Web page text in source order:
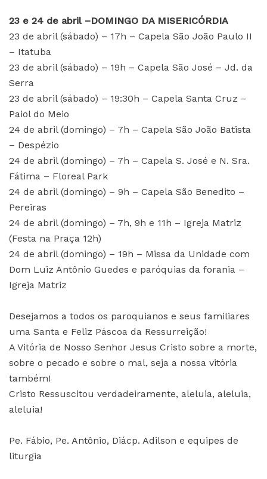
23 e 24 de abril –DOMINGO DA MISERICÓRDIA
23 de abril (sábado) – 17h – Capela São João Paulo II
– Itatuba
23 de abril (sábado) – 19h – Capela São José – Jd. da
Serra
23 de abril (sábado) – 19:30h – Capela Santa Cruz –
Paiol do Meio
24 de abril (domingo) – 7h – Capela São João Batista
– Despézio
24 de abril (domingo) – 7h – Capela S. José e N. Sra.
Fátima – Floreal Park
24 de abril (domingo) – 9h – Capela São Benedito –
Pereiras
24 de abril (domingo) – 7h, 9h e 11h – Igreja Matriz
(Festa na Praça 12h)
24 de abril (domingo) – 19h – Missa da Unidade com
Dom Luiz Antônio Guedes e paróquias da forania –
Igreja Matriz
Desejamos a todos os paroquianos e seus familiares
uma Santa e Feliz Páscoa da Ressurreição!
A Vitória de Nosso Senhor Jesus Cristo sobre a morte,
sobre o pecado e sobre o mal, seja a nossa vitória
também!
Cristo Ressuscitou verdadeiramente, aleluia, aleluia,
aleluia!
Pe. Fábio, Pe. Antônio, Diácp. Adilson e equipes de
liturgia